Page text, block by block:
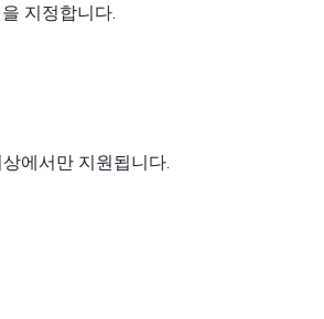
지정합니다.
에서만 지원됩니다.